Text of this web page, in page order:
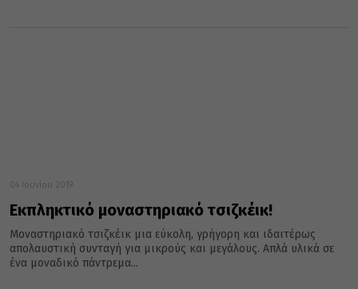
04 Ιουνίου 2019
Εκπληκτικό μοναστηριακό τσιζκέικ!
Μοναστηριακό τσιζκέικ μια εύκολη, γρήγορη και ιδαιτέρως
απολαυστική συνταγή για μικρούς και μεγάλους. Απλά υλικά σε
ένα μοναδικό πάντρεμα...